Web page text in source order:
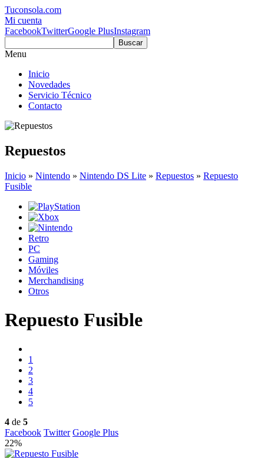
Tuconsola.com
Mi cuenta
FacebookTwitterGoogle PlusInstagram
Buscar
Menu
Inicio
Novedades
Servicio Técnico
Contacto
Repuestos
Inicio » Nintendo » Nintendo DS Lite » Repuestos » Repuesto
Fusible
Retro
PC
Gaming
Móviles
Merchandising
Otros
Repuesto Fusible
1
2
3
4
5
4 de 5
Facebook Twitter Google Plus
22%